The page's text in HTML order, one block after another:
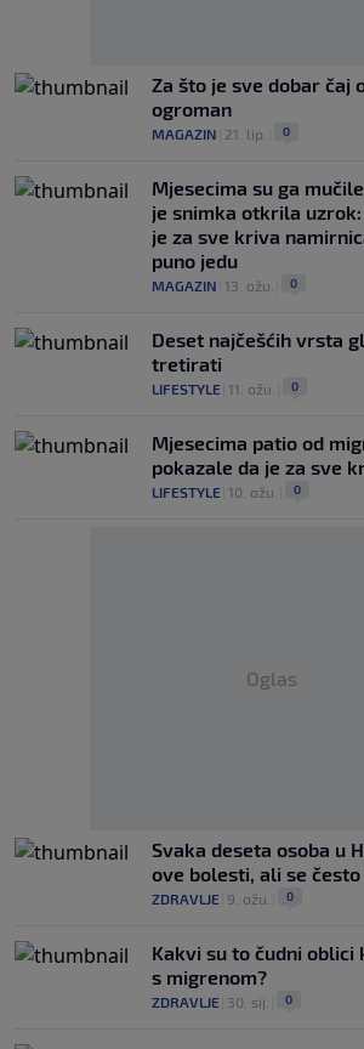
Za što je sve dobar čaj
ogroman
MAGAZIN 21. lip. 0
Mjesecima su ga
je snimka otkrila
je za sve kriva
puno jedu
MAGAZIN 13. ožu. 0
Deset najčešćih vrsta
tretirati
LIFESTYLE 11. ožu. 0
Mjesecima patio od
pokazale da je za sve
LIFESTYLE 10. ožu. 0
Oglas
Svaka deseta osoba u
ove bolesti, ali se
ZDRAVLJE 9. ožu. 0
Kakvi su to čudni oblici
s migrenom?
ZDRAVLJE 30. sij. 0